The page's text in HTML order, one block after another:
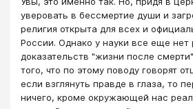
уверовать в бессмертие души и
религия открыта для всех и
России. Однако у науки все еще нет
доказательств "жизни после
того, что по этому поводу говорят
если взглянуть правде в глаза, то
ничего, кроме окружающей нас